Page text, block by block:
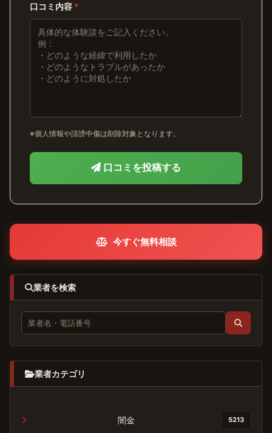
口コミ内容 *
※個人情報や誹謗中傷は削除対象となります。
口コミを投稿する
今すぐ無料相談
業者を検索
業者カテゴリ
闇金 5213